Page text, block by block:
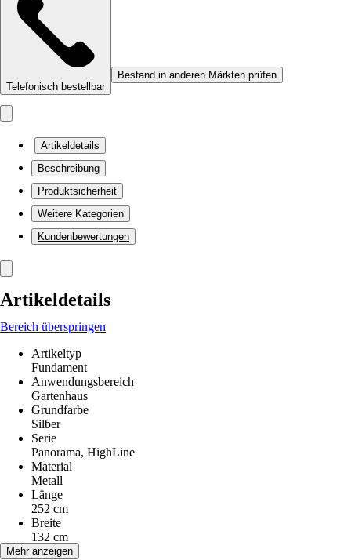
Telefonisch bestellbar
Bestand in anderen Märkten prüfen
Artikeldetails
Beschreibung
Produktsicherheit
Weitere Kategorien
Kundenbewertungen
Artikeldetails
Bereich überspringen
Artikeltyp
Fundament
Anwendungsbereich
Gartenhaus
Grundfarbe
Silber
Serie
Panorama, HighLine
Material
Metall
Länge
252 cm
Breite
132 cm
Höhe
Mehr anzeigen